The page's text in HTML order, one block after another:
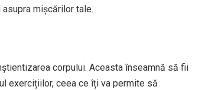
mișcărilor tale.
corpului. Aceasta înseamnă să fii
exercițiilor, ceea ce îți va permite să